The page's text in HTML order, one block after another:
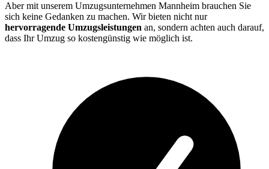
Aber mit unserem Umzugsunternehmen Mannheim brauchen Sie
sich keine Gedanken zu machen. Wir bieten nicht nur
hervorragende Umzugsleistungen an, sondern achten auch darauf,
dass Ihr Umzug so kostengünstig wie möglich ist.